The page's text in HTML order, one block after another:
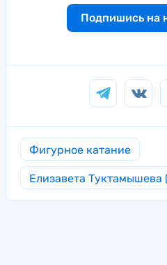
Подпишись на
Фигурное катание
Елизавета Туктамышева